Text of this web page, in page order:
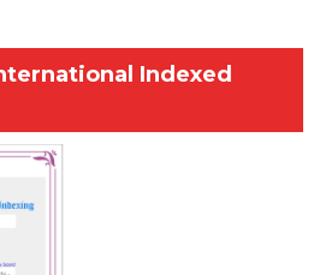
Indexed